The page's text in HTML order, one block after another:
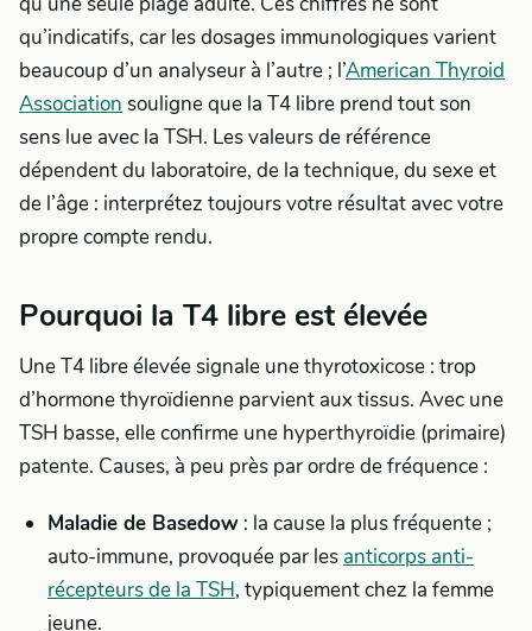
qu’indicatifs, car les dosages immunologiques varient
beaucoup d’un analyseur à l’autre ; l’American Thyroid
Association souligne que la T4 libre prend tout son
sens lue avec la TSH. Les valeurs de référence
dépendent du laboratoire, de la technique, du sexe et
de l’âge : interprétez toujours votre résultat avec votre
propre compte rendu.
Pourquoi la T4 libre est élevée
Une T4 libre élevée signale une thyrotoxicose : trop
d’hormone thyroïdienne parvient aux tissus. Avec une
TSH basse, elle confirme une hyperthyroïdie (primaire)
patente. Causes, à peu près par ordre de fréquence :
Maladie de Basedow : la cause la plus fréquente ;
auto-immune, provoquée par les anticorps anti-
récepteurs de la TSH, typiquement chez la femme
jeune.